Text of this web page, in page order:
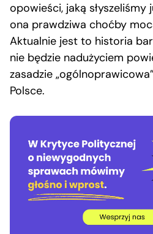
opowieści, jaką słyszeliśmy
ona prawdziwa choćby
Aktualnie jest to historia
nie będzie nadużyciem
zasadzie
Polsce.